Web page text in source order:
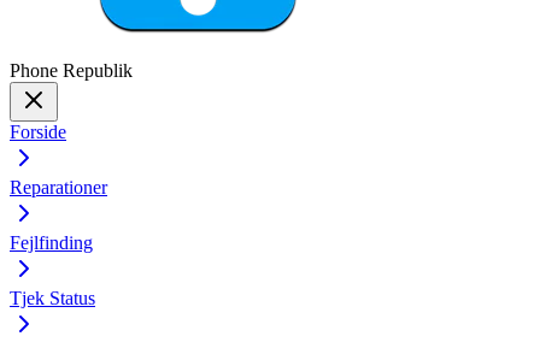
Phone Republik
Forside
Reparationer
Fejlfinding
Tjek Status